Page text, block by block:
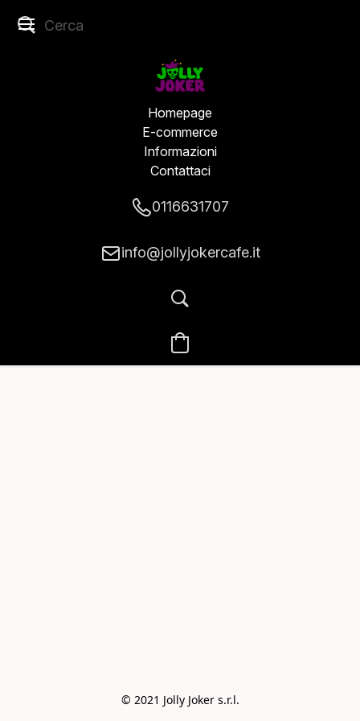
Homepage
E-commerce
Informazioni
Contattaci
0116631707
info@jollyjokercafe.it
© 2021 Jolly Joker s.r.l.